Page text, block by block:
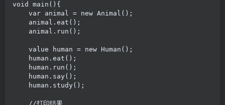
void main(){
    var animal = new Animal();
    animal.eat();
    animal.run();
    value human = new Human();
    human.eat();
    human.run();
    human.say();
    human.study();
    //打印结果